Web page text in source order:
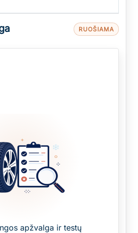
RUOŠIAMA
apžvalga ir testų